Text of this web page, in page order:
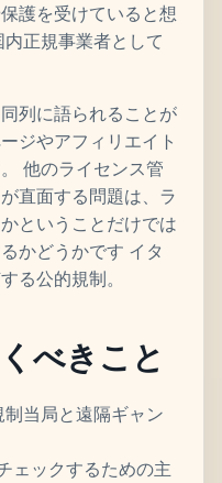
護を受けていると想
正規事業者として
列に語られることが
ジやアフィリエイト
他のライセンス管
直面する問題は、ラ
ということだけでは
かどうかです イタ
る公的規制。
べきこと
当局と遠隔ギャン
ェックするための主